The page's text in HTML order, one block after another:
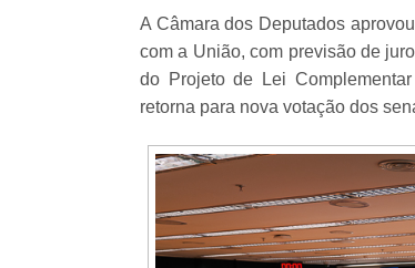
A Câmara dos Deputados
com a União, com previsão de
do Projeto de Lei
retorna para nova votação dos